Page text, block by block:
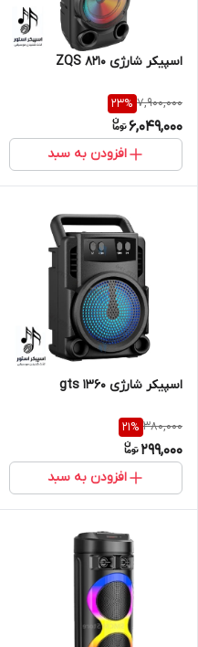
اسپیکر شارژی ZQS 8210
7,900,000
23%
6,049,000
افزودن به سبد
اسپیکر شارژی gts 1360
380,000
21%
299,000
افزودن به سبد